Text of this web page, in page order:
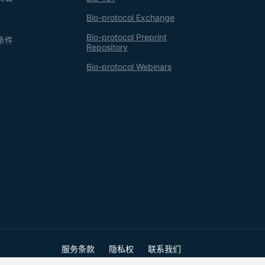
Bio-protocol Exchange
Bio-protocol Preprint
Repository
Bio-protocol Webinars
件
服务条款 隐私权 联系我们